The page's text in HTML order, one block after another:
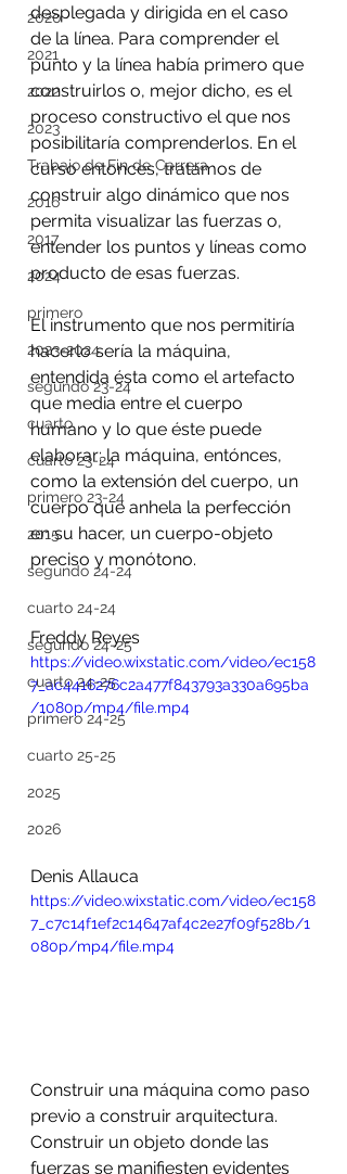
2020
2021
2022
2023
Trabajo de Fin de Carrera
2016
2017
2024
primero
2023-2024
segundo 23-24
cuarto
cuarto 23-24
primero 23-24
2015
segundo 24-24
cuarto 24-24
segundo 24-25
cuarto 24-25
primero 24-25
cuarto 25-25
2025
2026
desplegada y dirigida en el caso
de la línea. Para comprender el
punto y la línea había primero que
construirlos o, mejor dicho, es el
proceso constructivo el que nos
posibilitaría comprenderlos. En el
curso entonces, tratamos de
construir algo dinámico que nos
permita visualizar las fuerzas o,
entender los puntos y líneas como
producto de esas fuerzas.
El instrumento que nos permitiría
hacerlo sería la máquina,
entendida ésta como el artefacto
que media entre el cuerpo
humano y lo que éste puede
elaborar; la máquina, entónces,
como la extensión del cuerpo, un
cuerpo que anhela la perfección
en su hacer, un cuerpo-objeto
preciso y monótono.
Freddy Reyes
https://video.wixstatic.com/video/ec158
7_ac4416276c2a477f843793a330a695ba
/1080p/mp4/file.mp4
Denis Allauca
https://video.wixstatic.com/video/ec158
7_c7c14f1ef2c14647af4c2e27f09f528b/1
080p/mp4/file.mp4
Construir una máquina como paso
previo a construir arquitectura.
Construir un objeto donde las
fuerzas se manifiesten evidentes